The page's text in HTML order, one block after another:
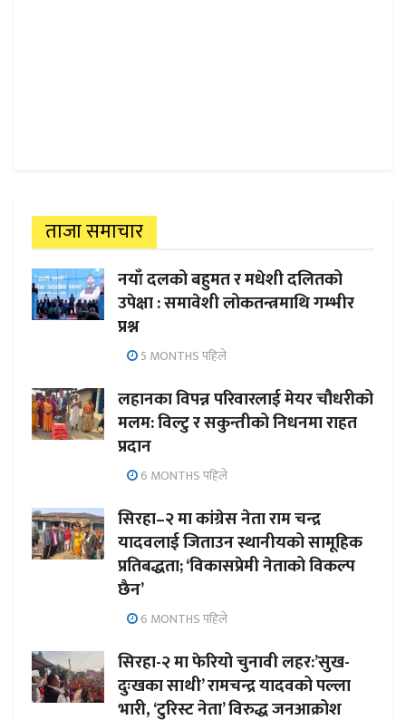
ताजा समाचार
नयाँ दलको बहुमत र मधेशी दलितको
उपेक्षा : समावेशी लोकतन्त्रमाथि गम्भीर
प्रश्न
5 MONTHS पहिले
लहानका विपन्न परिवारलाई मेयर चौधरीको
मलम: विल्टु र सकुन्तीको निधनमा राहत
प्रदान
6 MONTHS पहिले
सिरहा–२ मा कांग्रेस नेता राम चन्द्र
यादवलाई जिताउन स्थानीयको सामूहिक
प्रतिबद्धता; ‘विकासप्रेमी नेताको विकल्प
छैन’
6 MONTHS पहिले
सिरहा-२ मा फेरियो चुनावी लहर:’सुख-
दुःखका साथी’ रामचन्द्र यादवको पल्ला
भारी, ‘टुरिस्ट नेता’ विरुद्ध जनआक्रोश